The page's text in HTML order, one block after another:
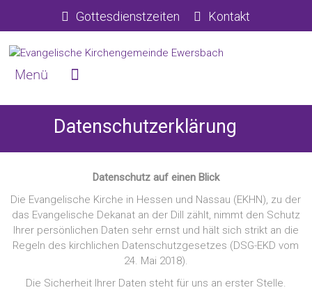
Gottesdienstzeiten Kontakt
Datenschutzerklärung
Datenschutz auf einen Blick
Die Evangelische Kirche in Hessen und Nassau (EKHN), zu der
das Evangelische Dekanat an der Dill zählt, nimmt den Schutz
Ihrer persönlichen Daten sehr ernst und hält sich strikt an die
Regeln des kirchlichen Datenschutzgesetzes (DSG-EKD vom
24. Mai 2018).
Die Sicherheit Ihrer Daten steht für uns an erster Stelle.